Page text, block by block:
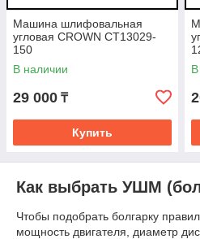
Машина шлифовальная
угловая CROWN CT13029-
150
В наличии
29 000 ₸
Купить
Как выбрать УШМ
Чтобы подобрать болгарку
мощность двигателя, диаметр